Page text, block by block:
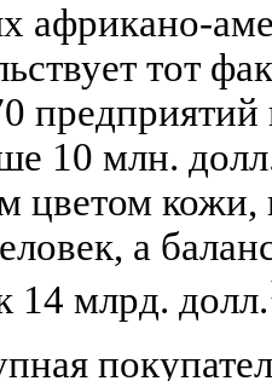
африкано-
тот
10 млн.
цветом кожи,
а
14 млрд. долл.